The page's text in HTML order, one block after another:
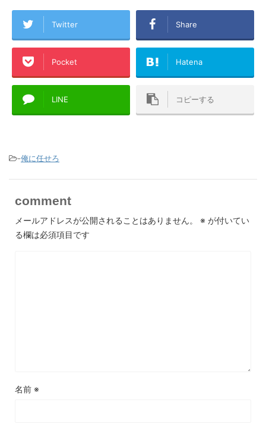
Twitter Share
Pocket Hatena
LINE コピーする
-俺に任せろ
comment
メールアドレスが公開されることはありません。 ※ が付いてい
る欄は必須項目です
名前 ※